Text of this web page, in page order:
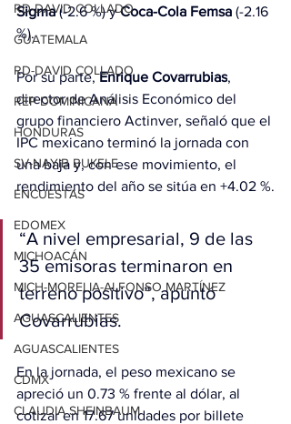
RD-DAVID COLLADO
GUATEMALA
RD-DAVID COLLADO
REP DOMINICANA
HONDURAS
SV-NAYIB BUKELE
ENCUESTAS
EDOMEX
MICHOACÁN
MICH-MORELIA-ALFONSO MARTÍNEZ
AGUASCALIENTES
AGUASCALIENTES
CDMX
CLAUDIA SHEINBAUM
Sigma (-2.6 %) y Coca-Cola Femsa (-2.16
%).
Por su parte, Enrique Covarrubias,
director de Análisis Económico del
grupo financiero Actinver, señaló que el
IPC mexicano terminó la jornada con
una baja y, con ese movimiento, el
rendimiento del año se sitúa en +4.02 %.
“A nivel empresarial, 9 de las
35 emisoras terminaron en
terreno positivo”, apuntó
Covarrubias.
En la jornada, el peso mexicano se
apreció un 0.73 % frente al dólar, al
cotizar en 17.67 unidades por billete